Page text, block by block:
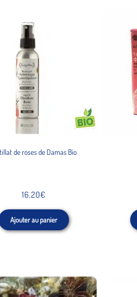
Fermeture
du 7 au 28 août
de roses de Damas Bio
16,20€
Ajouter au panier